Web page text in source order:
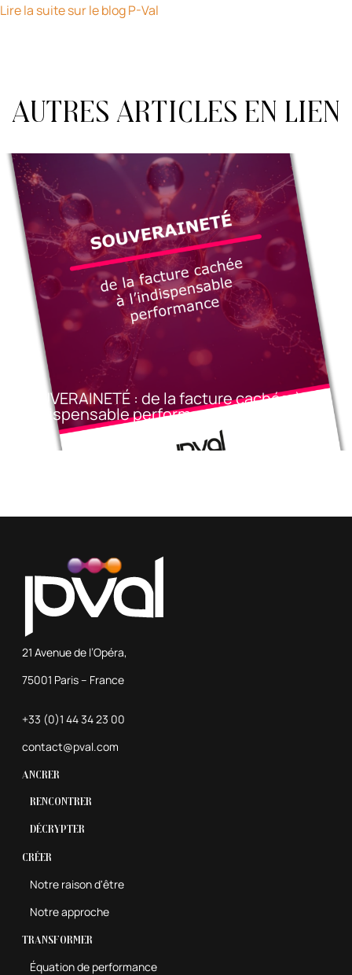
Lire la suite sur le blog P-Val
Autres articles en lien
SOUVERAINETÉ : de la facture cachée à
l’indispensable performance
21 Avenue de l’Opéra,
75001 Paris – France
+33 (0)1 44 34 23 00
contact@pval.com
Ancrer
Rencontrer
Décrypter
Créer
Notre raison d'être
Notre approche
Transformer
Équation de performance